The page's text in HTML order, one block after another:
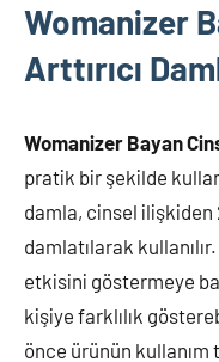
Womanizer
Arttırıcı
Womanizer Bayan
pratik bir şekilde
damla, cinsel ilişkiden
damlatılarak
etkisini göstermeye
kişiye farklılık
önce ürünün